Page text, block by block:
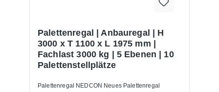
Palettenregal | Anbauregal | H
3000 x T 1100 x L 1975 mm |
Fachlast 3000 kg | 5 Ebenen | 10
Palettenstellplätze
Palettenregal NEDCON Neues Palettenregal